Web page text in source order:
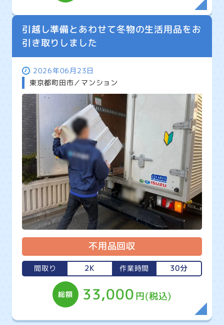
引越し準備とあわせて冬物の生活用品をお
引き取りしました
2026年06月23日
東京都町田市／マンション
不用品回収
間取り 2K 作業時間 30分
総額 33,000円(税込)